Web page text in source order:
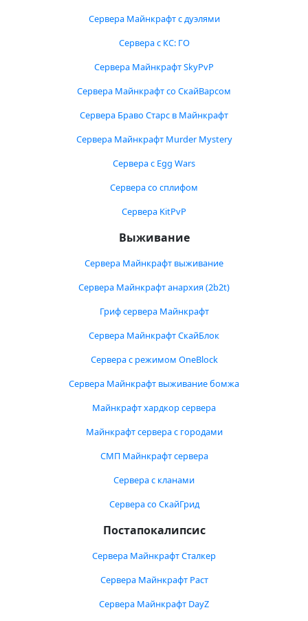
Сервера Майнкрафт с дуэлями
Сервера с КС: ГО
Сервера Майнкрафт SkyPvP
Сервера Майнкрафт со СкайВарсом
Сервера Браво Старс в Майнкрафт
Сервера Майнкрафт Murder Mystery
Сервера с Egg Wars
Сервера со сплифом
Сервера KitPvP
Выживание
Сервера Майнкрафт выживание
Сервера Майнкрафт анархия (2b2t)
Гриф сервера Майнкрафт
Сервера Майнкрафт СкайБлок
Сервера с режимом OneBlock
Сервера Майнкрафт выживание бомжа
Майнкрафт хардкор сервера
Майнкрафт сервера с городами
СМП Майнкрафт сервера
Сервера с кланами
Сервера со СкайГрид
Постапокалипсис
Сервера Майнкрафт Сталкер
Сервера Майнкрафт Раст
Сервера Майнкрафт DayZ